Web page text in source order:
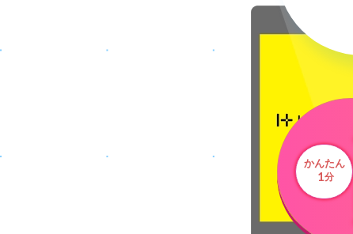
かんたん
1分